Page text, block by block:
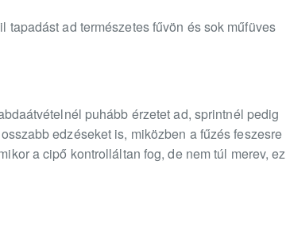
tapadást ad természetes fűvön és sok műfüves
puhább érzetet ad, sprintnél pedig
edzéseket is, miközben a fűzés feszesre
a cipő kontrolláltan fog, de nem túl merev, ez